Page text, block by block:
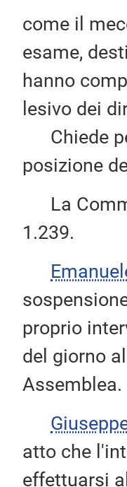
come il
esame,
hanno
lesivo dei
Chiede
posizione
La
1.239.
proprio
del giorno
Assemblea.
atto che
effettuarsi